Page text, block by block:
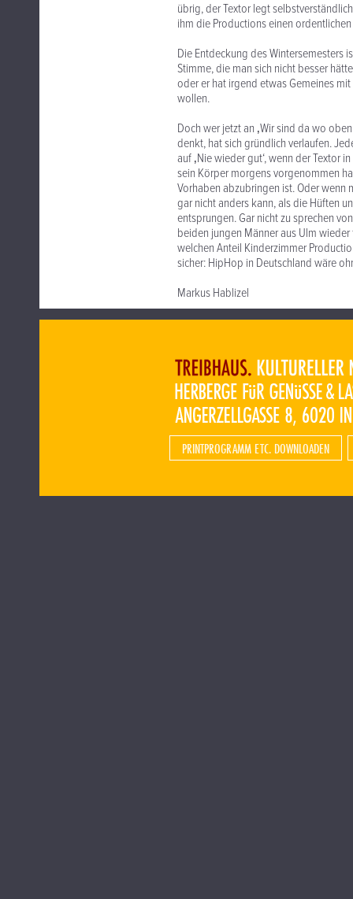
übrig, der Textor legt
ihm die Productions einen
Die Entdeckung des Wintersemesters
Stimme, die man sich nicht besser
oder er hat irgend etwas Gemeines
wollen.
Doch wer jetzt an ‚Wir sind da wo
denkt, hat sich gründlich verlaufen.
auf ‚Nie wieder gut‘, wenn der Textor
sein Körper morgens vorgenommen
Vorhaben abzubringen ist. Oder wenn
gar nicht anders kann, als die Hüften
entsprungen. Gar nicht zu sprechen
beiden jungen Männer aus Ulm
welchen Anteil Kinderzimmer
sicher: HipHop in Deutschland wäre
Markus Hablizel
PRINTPROGRAMM ETC. DOWNLOADEN